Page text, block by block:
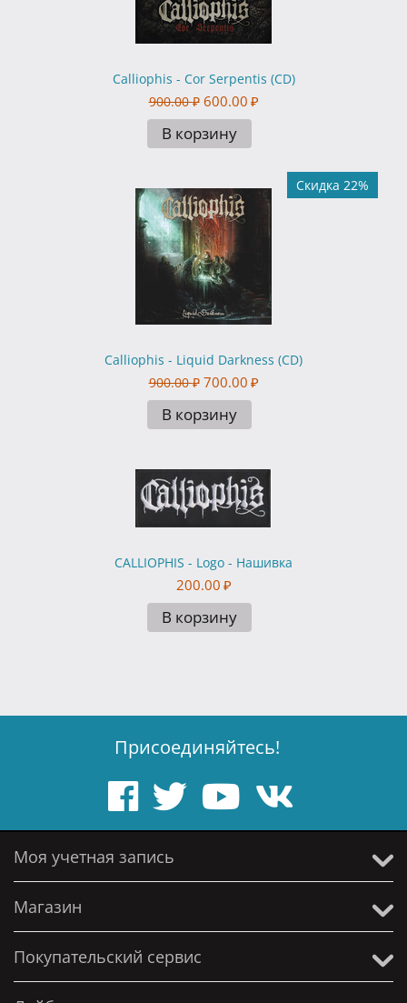
Calliophis - Cor Serpentis (CD)
900.00 ₽ 600.00 ₽
В корзину
Скидка 22%
Calliophis - Liquid Darkness (CD)
900.00 ₽ 700.00 ₽
В корзину
CALLIOPHIS - Logo - Нашивка
200.00 ₽
В корзину
Присоединяйтесь!
Моя учетная запись
Магазин
Покупательский сервис